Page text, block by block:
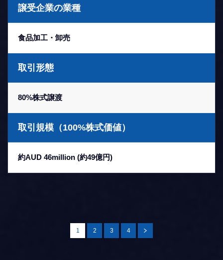
譲受企業の業種
食品加工・卸売
取引形態
80%株式譲渡
取引規模（100%株式価値）
約AUD 46million (約49億円)
1 2 3 4